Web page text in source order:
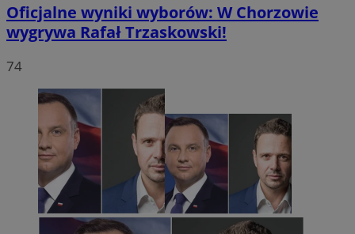
Oficjalne wyniki wyborów: W Chorzowie
wygrywa Rafał Trzaskowski!
74